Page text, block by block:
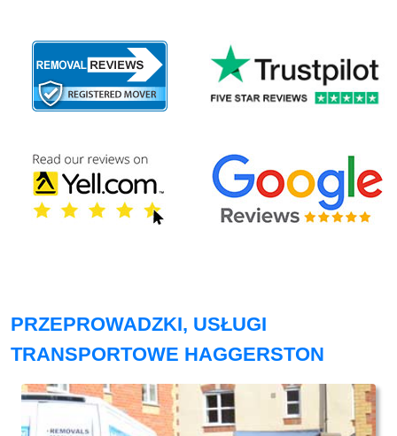
PRZEPROWADZKI, USŁUGI
TRANSPORTOWE HAGGERSTON